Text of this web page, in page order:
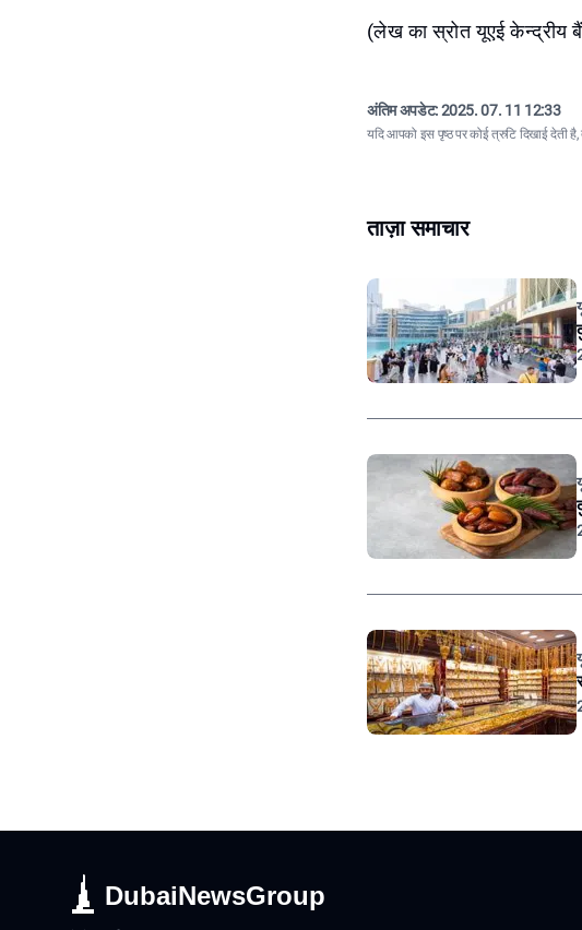
(लेख का स्रोत यूएई केन्द्रीय
अंतिम अपडेट:2025. 07. 11 12:33
यदि आपको इस पृष्ठ पर कोई त्रुटि दिखाई देती है,
ताज़ा समाचार
DubaiNewsGroup